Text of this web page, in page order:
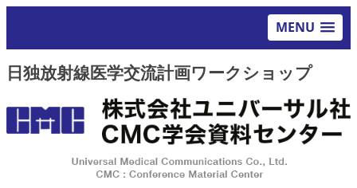
MENU
日独放射線医学交流計画ワークショップ